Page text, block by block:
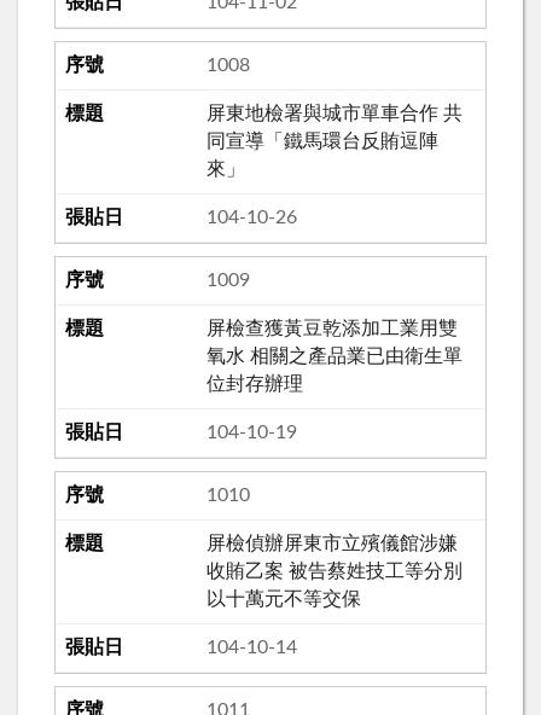
1008
屏東地檢署與城市單車合作 共
同宣導「鐵馬環台反賄逗陣
來」
104-10-26
1009
屏檢查獲黃豆乾添加工業用雙
氧水 相關之產品業已由衛生單
位封存辦理
104-10-19
1010
屏檢偵辦屏東市立殯儀館涉嫌
收賄乙案 被告蔡姓技工等分別
以十萬元不等交保
104-10-14
1011